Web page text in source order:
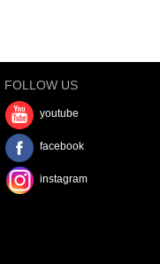
FOLLOW US
youtube
facebook
instagram